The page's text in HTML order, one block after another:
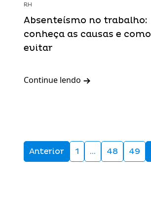
RH
Absenteísmo no trabalho:
conheça as causas e como
evitar
Continue lendo
Anterior 1 … 48 49